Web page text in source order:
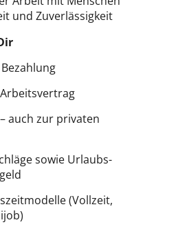
und Zuverlässigkeit
auch zur privaten
sowie Urlaubs-
(Vollzeit,